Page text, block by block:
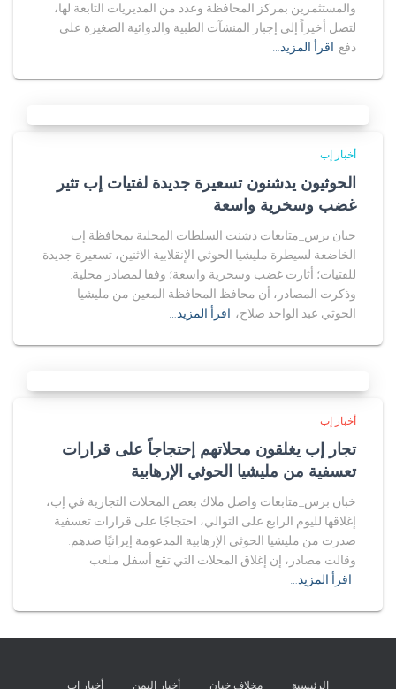
والمستثمرين بمركز المحافظة وعدد من المديريات التابعة لها،
لتصل أخيراً إلى إجبار المنشآت الطبية والدوائية الصغيرة على
دفع اقرأ المزيد…
أخبار إب
الحوثيون يدشنون تسعيرة جديدة لفتيات إب تثير
غضب وسخرية واسعة
خبان برس_متابعات دشنت السلطات المحلية بمحافظة إب
الخاضعة لسيطرة مليشيا الحوثي الإنقلابية الاثنين، تسعيرة جديدة
للفتيات؛ أثارت غضب وسخرية واسعة؛ وفقا لمصادر محلية.
وذكرت المصادر، أن محافظ المحافظة المعين من مليشيا
الحوثي عبد الواحد صلاح، اقرأ المزيد…
أخبار إب
تجار إب يغلقون محلاتهم إحتجاجاً على قرارات
تعسفية من مليشيا الحوثي الإرهابية
خبان برس_متابعات واصل ملاك بعض المحلات التجارية في إب،
إغلاقها لليوم الرابع على التوالي، احتجاجًا على قرارات تعسفية
صدرت من مليشيا الحوثي الإرهابية المدعومة إيرانيًا ضدهم.
وقالت مصادر، إن إغلاق المحلات التي تقع أسفل ملعب
اقرأ المزيد…
الرئيسية مخلاف خبان أخبار اليمن أخبار إب